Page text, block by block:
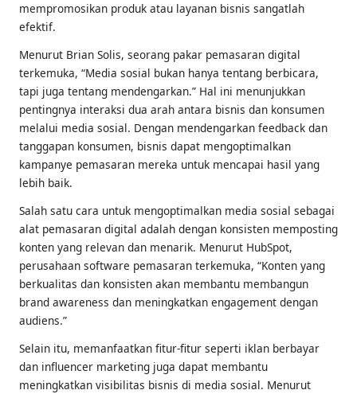
mempromosikan produk atau layanan bisnis sangatlah
efektif.
Menurut Brian Solis, seorang pakar pemasaran digital
terkemuka, “Media sosial bukan hanya tentang berbicara,
tapi juga tentang mendengarkan.” Hal ini menunjukkan
pentingnya interaksi dua arah antara bisnis dan konsumen
melalui media sosial. Dengan mendengarkan feedback dan
tanggapan konsumen, bisnis dapat mengoptimalkan
kampanye pemasaran mereka untuk mencapai hasil yang
lebih baik.
Salah satu cara untuk mengoptimalkan media sosial sebagai
alat pemasaran digital adalah dengan konsisten memposting
konten yang relevan dan menarik. Menurut HubSpot,
perusahaan software pemasaran terkemuka, “Konten yang
berkualitas dan konsisten akan membantu membangun
brand awareness dan meningkatkan engagement dengan
audiens.”
Selain itu, memanfaatkan fitur-fitur seperti iklan berbayar
dan influencer marketing juga dapat membantu
meningkatkan visibilitas bisnis di media sosial. Menurut